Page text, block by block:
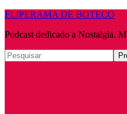
FLIPERAMA DE BOTECO
Podcast dedicado a Nostalgia.